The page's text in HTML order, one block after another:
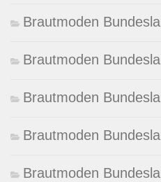
Brautmoden
Brautmoden
Brautmoden
Brautmoden
Brautmoden